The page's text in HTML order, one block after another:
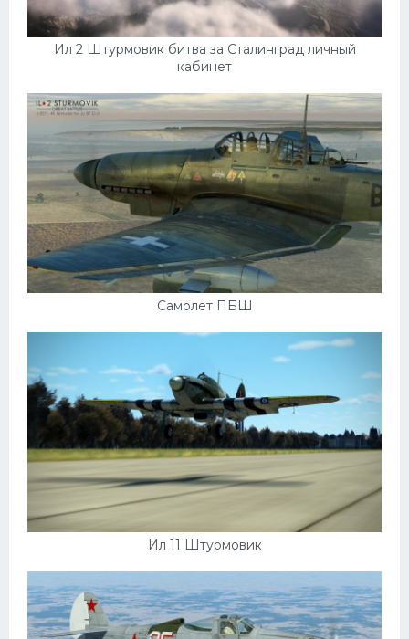
Ил 2 Штурмовик битва за Сталинград личный
кабинет
Самолет ПБШ
Ил 11 Штурмовик